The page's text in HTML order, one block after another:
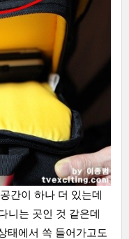
간이 하나 더 있는데
니는 곳인 것 같은데
태에서 쏙 들어가고도